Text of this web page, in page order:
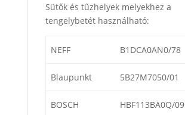
Sütők és tűzhelyek melyekhez a
tengelybetét használható:
NEFF B1DCA0AN0/78
Blaupunkt 5B27M7050/01
BOSCH HBF113BA0Q/09